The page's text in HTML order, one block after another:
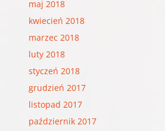
maj 2018
kwiecień 2018
marzec 2018
luty 2018
styczeń 2018
grudzień 2017
listopad 2017
październik 2017